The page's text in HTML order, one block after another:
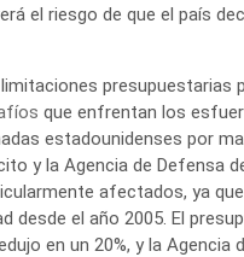
el riesgo de que el país
presupuestarias
que enfrentan los
estadounidenses por
y la Agencia de Defensa
afectados, ya
desde el año 2005. El
en un 20%, y la